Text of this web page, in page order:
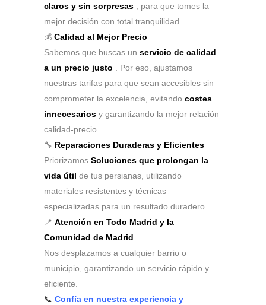
claros y sin sorpresas , para que tomes la
mejor decisión con total tranquilidad.
💰 Calidad al Mejor Precio
Sabemos que buscas un servicio de calidad
a un precio justo . Por eso, ajustamos
nuestras tarifas para que sean accesibles sin
comprometer la excelencia, evitando costes
innecesarios y garantizando la mejor relación
calidad-precio.
🔧 Reparaciones Duraderas y Eficientes
Priorizamos Soluciones que prolongan la
vida útil de tus persianas, utilizando
materiales resistentes y técnicas
especializadas para un resultado duradero.
📍 Atención en Todo Madrid y la
Comunidad de Madrid
Nos desplazamos a cualquier barrio o
municipio, garantizando un servicio rápido y
eficiente.
📞 Confía en nuestra experiencia y